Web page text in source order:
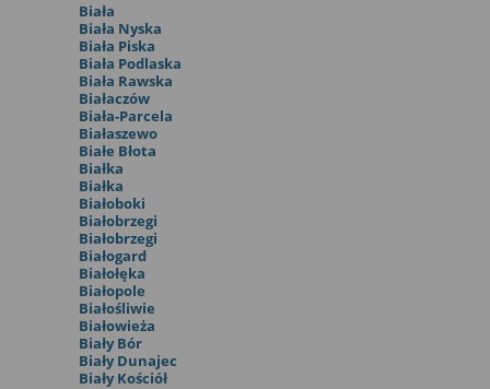
Biała
Biała Nyska
Biała Piska
Biała Podlaska
Biała Rawska
Białaczów
Biała-Parcela
Białaszewo
Białe Błota
Białka
Białka
Białoboki
Białobrzegi
Białobrzegi
Białogard
Białołęka
Białopole
Białośliwie
Białowieża
Biały Bór
Biały Dunajec
Biały Kościół